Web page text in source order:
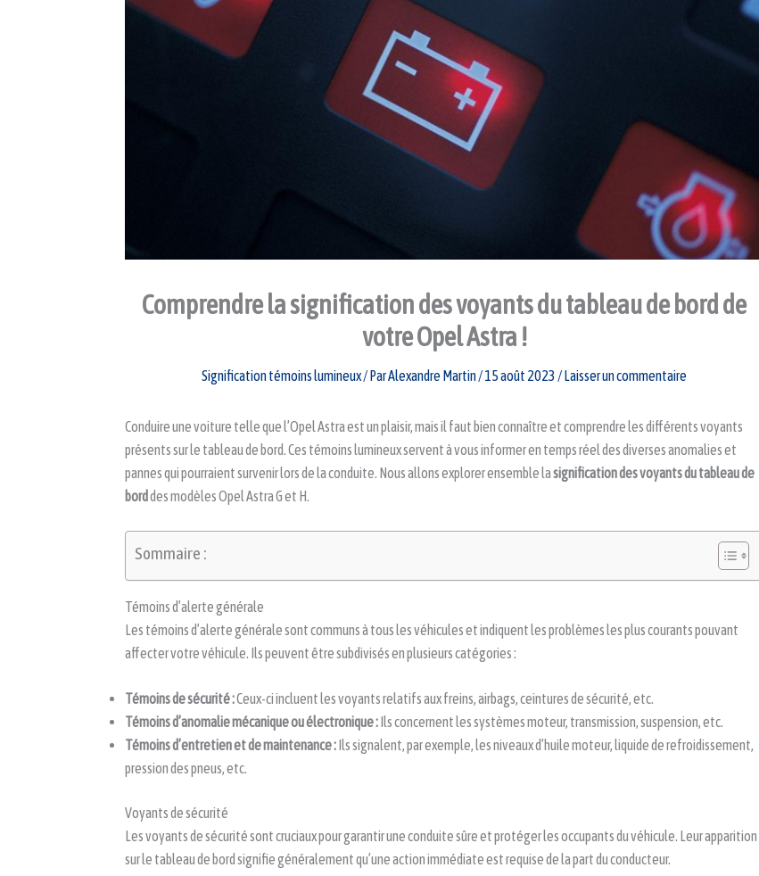
Comprendre la signification des voyants du tableau de bord de
votre Opel Astra !
Signification témoins lumineux/ ParAlexandre Martin/15 août 2023 /Laisser un commentaire
Conduire une voiture telle que l’Opel Astra est un plaisir, mais il faut bien connaître et comprendre les différents voyants
présents sur le tableau de bord. Ces témoins lumineux servent à vous informer en temps réel des diverses anomalies et
pannes qui pourraient survenir lors de la conduite. Nous allons explorer ensemble lasignification des voyants du tableau de
bord des modèles Opel Astra G et H.
Sommaire :
Témoins d’alerte générale
Les témoins d’alerte générale sont communs à tous les véhicules et indiquent les problèmes les plus courants pouvant
affecter votre véhicule. Ils peuvent être subdivisés en plusieurs catégories :
Témoins de sécurité :Ceux-ci incluent les voyants relatifs aux freins, airbags, ceintures de sécurité, etc.
Témoins d’anomalie mécanique ou électronique :Ils concernent les systèmes moteur, transmission, suspension, etc.
Témoins d’entretien et de maintenance :Ils signalent, par exemple, les niveaux d’huile moteur, liquide de refroidissement,
pression des pneus, etc.
Voyants de sécurité
Les voyants de sécurité sont cruciaux pour garantir une conduite sûre et protéger les occupants du véhicule. Leur apparition
sur le tableau de bord signifie généralement qu’une action immédiate est requise de la part du conducteur.